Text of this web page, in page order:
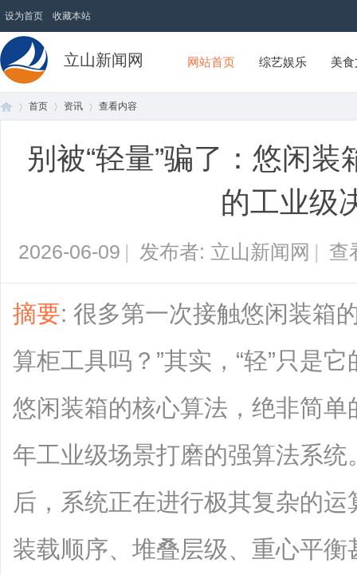
设为首页 收藏本站
立山新闻网 网站首页 综艺娱乐 美
首页
›
资讯
›
查看内容
别被“轻量”骗了：悠闲
的工业级
2026-06-09 | 发布者: 立山新闻网 | 查
摘要: 很多第一次接触悠闲装箱
算柜工具吗？”其实，“轻”只是
悠闲装箱的核心算法，绝非简
年工业级场景打磨的强算法系
后，系统正在进行极其复杂的
装载顺序、堆叠层级、重心平